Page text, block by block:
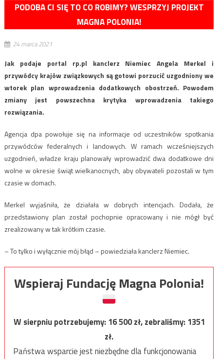
PODOBA CI SIĘ TO CO ROBIMY? WESPRZYJ PROJEKT
MAGNA POLONIA!
24 marca 2021
Jak podaje portal rp.pl kanclerz Niemiec Angela Merkel i
przywódcy krajów związkowych są gotowi porzucić uzgodniony we
wtorek plan wprowadzenia dodatkowych obostrzeń. Powodem
zmiany jest powszechna krytyka wprowadzenia takiego
rozwiązania.
Agencja dpa powołuje się na informacje od uczestników spotkania
przywódców federalnych i landowych. W ramach wcześniejszych
uzgodnień, władze kraju planowały wprowadzić dwa dodatkowe dni
wolne w okresie świąt wielkanocnych, aby obywateli pozostali w tym
czasie w domach.
Merkel wyjaśniła, że działała w dobrych intencjach. Dodała, że
przedstawiony plan został pochopnie opracowany i nie mógł być
zrealizowany w tak krótkim czasie.
– To tylko i wyłącznie mój błąd – powiedziała kanclerz Niemiec.
Wspieraj Fundację Magna Polonia!
W sierpniu potrzebujemy:16 500zł, zebraliśmy:1351
zł.
Państwa wsparcie jest niezbędne dla funkcjonowania